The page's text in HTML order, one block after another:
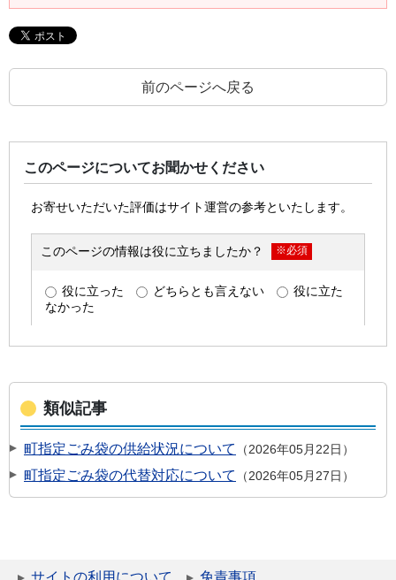
前のページへ戻る
このページについてお聞かせください
類似記事
町指定ごみ袋の供給状況について 2026年05月22日
町指定ごみ袋の代替対応について 2026年05月27日
サイトの利用について 免責事項